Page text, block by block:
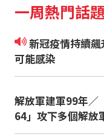
一周熱門話
新冠疫情持續飆升 常見八大症狀 沒發燒也
可能感染
解放軍建軍99年／
64」攻下多個解放